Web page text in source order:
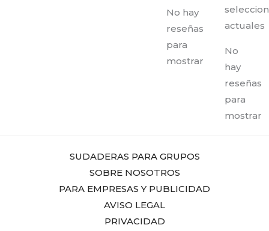
No hay
reseñas
para
mostrar
actuales
No
hay
reseñas
para
mostrar
SUDADERAS PARA GRUPOS
SOBRE NOSOTROS
PARA EMPRESAS Y PUBLICIDAD
AVISO LEGAL
PRIVACIDAD